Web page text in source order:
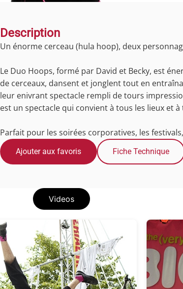
Description
Un énorme cerceau (hula hoop), deux
Le Duo Hoops, formé par David et Becky, est
de cerceaux, dansent et jonglent tout en
leur enivrant spectacle rempli de tours
est un spectacle qui convient à tous les lieux et
Parfait pour les soirées corporatives, les
Ajouter aux favoris Fiche Technique
Videos